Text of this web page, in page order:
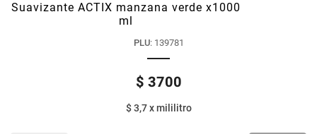
Suavizante ACTIX manzana verde x1000
ml
PLU: 139781
$ 3700
$ 3,7xmililitro